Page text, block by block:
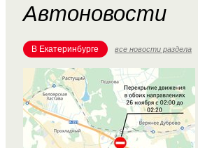
Автоновости
В Екатеринбурге все новости раздела